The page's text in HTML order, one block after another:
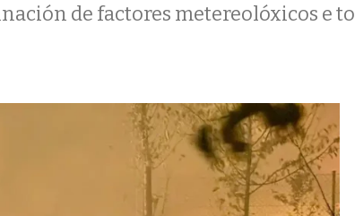
de factores metereolóxicos e